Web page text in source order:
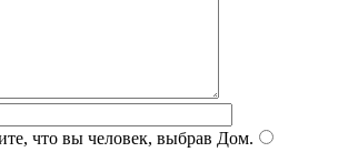
что вы человек, выбрав Дом.